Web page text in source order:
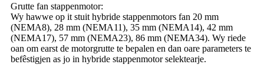
Grutte fan stappenmotor:
Wy hawwe op it stuit hybride stappenmotors fan 20 mm
(NEMA8), 28 mm (NEMA11), 35 mm (NEMA14), 42 mm
(NEMA17), 57 mm (NEMA23), 86 mm (NEMA34). Wy riede
oan om earst de motorgrutte te bepalen en dan oare parameters te
befêstigjen as jo in hybride stappenmotor selektearje.